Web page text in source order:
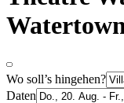
Wo soll’s hingehen?
Daten